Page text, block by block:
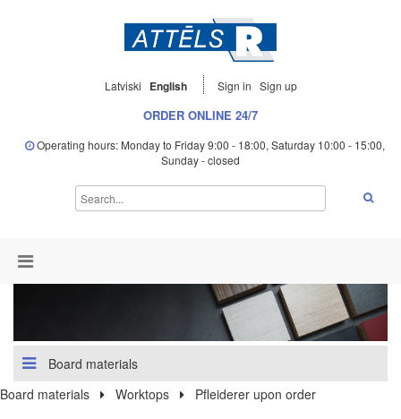
Latviski English Sign in Sign up
ORDER ONLINE 24/7
Operating hours: Monday to Friday 9:00 - 18:00, Saturday 10:00 - 15:00,
Sunday - closed
Board materials
Board materials
Worktops Pfleiderer upon order